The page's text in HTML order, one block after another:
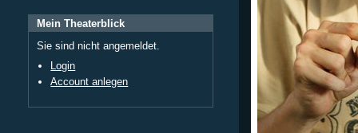
Mein Theaterblick
Sie sind nicht angemeldet.
Login
Account anlegen